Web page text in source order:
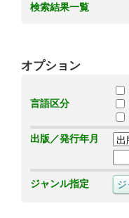
検索結果一覧
オプション
言語区分
出版／発行年月
ジャンル指定